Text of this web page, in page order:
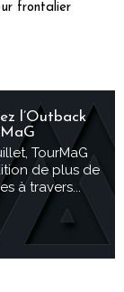
frontalier
l’Outback
TourMaG
de plus de
à travers...